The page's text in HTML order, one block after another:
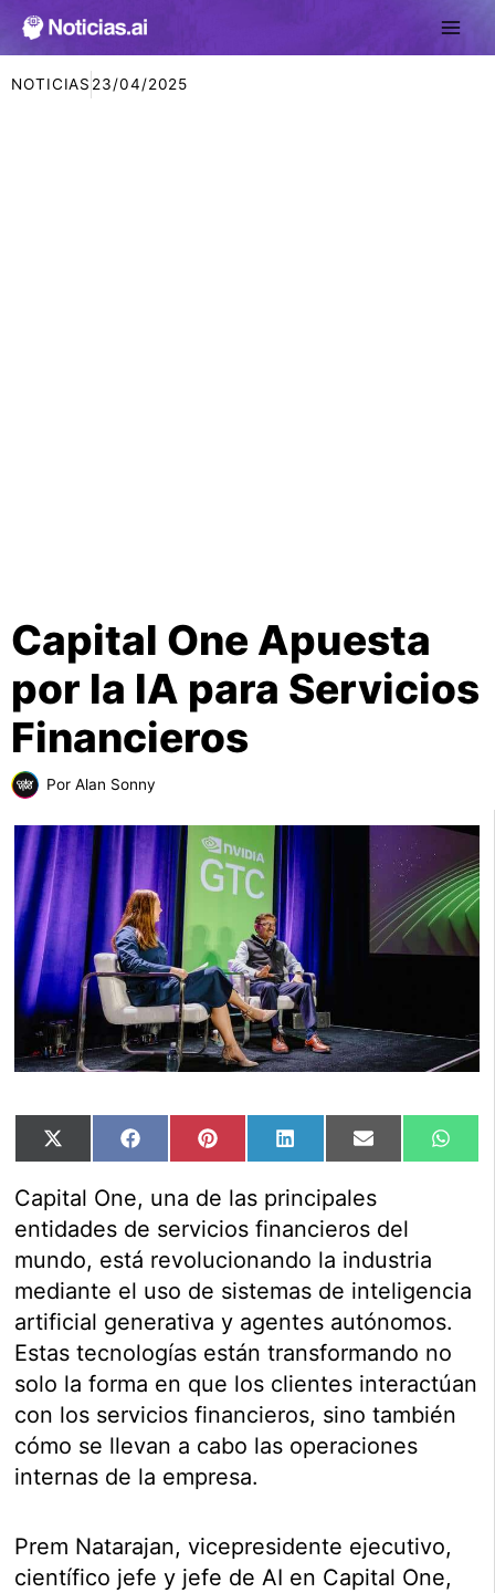
NOTICIAS 23/04/2025
Capital One Apuesta
por la IA para Servicios
Financieros
Por Alan Sonny
Compartir
en
X
Compartir
en
FacebookCompartir
en
PinterestCompartir
en
LinkedInCompartir
en
Email
en
Capital One, una de las principales
entidades de servicios financieros del
mundo, está revolucionando la industria
mediante el uso de sistemas de inteligencia
artificial generativa y agentes autónomos.
Estas tecnologías están transformando no
solo la forma en que los clientes interactúan
con los servicios financieros, sino también
cómo se llevan a cabo las operaciones
internas de la empresa.
Prem Natarajan, vicepresidente ejecutivo,
científico jefe y jefe de AI en Capital One,